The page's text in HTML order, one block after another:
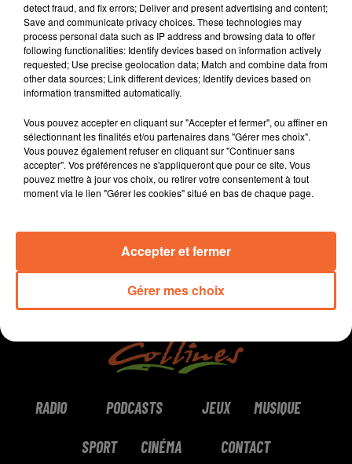
Vincent Nori
Le sport près de chez vous
Les résultats de foot
Quentin Jasmin évoque la qualification pour le
Marius Trésor, monstre sacré du foot français
Et Franck Meunier le président du COB79 qui joue
0:00 36 min 20 sec
RADIO PODCASTS JEUX MUSIQUE
SPORT CINÉMA CONTACT
detect fraud, and fix errors; Deliver and present advertising and content;
Save and communicate privacy choices. These technologies may
process personal data such as IP address and browsing data to offer
following functionalities: Identify devices based on information actively
requested; Use precise geolocation data; Match and combine data from
other data sources; Link different devices; Identify devices based on
information transmitted automatically.
Vous pouvez accepter en cliquant sur "Accepter et fermer", ou affiner en
sélectionnant les finalités et/ou partenaires dans "Gérer mes choix".
Vous pouvez également refuser en cliquant sur "Continuer sans
accepter". Vos préférences ne s'appliqueront que pour ce site. Vous
pouvez mettre à jour vos choix, ou retirer votre consentement à tout
moment via le lien "Gérer les cookies" situé en bas de chaque page.
Gérer mes choix
Accepter et fermer